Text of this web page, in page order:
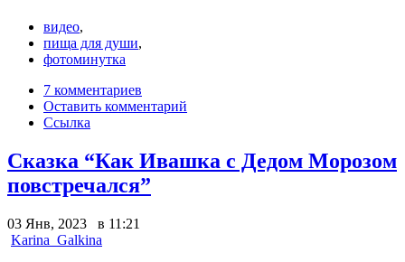
видео,
пища для души,
фотоминутка
7 комментариев
Оставить комментарий
Ссылка
Сказка “Как Ивашка с Дедом Морозом
повстречался”
03 Янв, 2023 в 11:21
Karina_Galkina